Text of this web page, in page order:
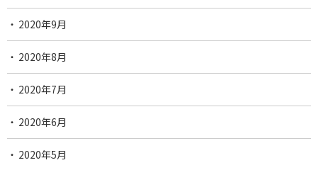
2020年9月
2020年8月
2020年7月
2020年6月
2020年5月